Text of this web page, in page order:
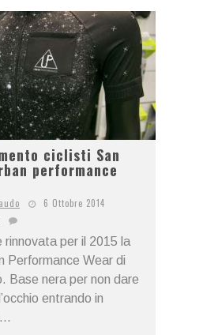
ciclisti San
performance
6 Ottobre 2014
rinnovata per il 2015 la
Performance Wear di
Base nera per non dare
entrando in